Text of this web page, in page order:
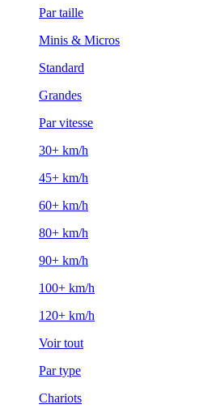
Par taille
Minis & Micros
Standard
Grandes
Par vitesse
30+ km/h
45+ km/h
60+ km/h
80+ km/h
90+ km/h
100+ km/h
120+ km/h
Voir tout
Par type
Chariots